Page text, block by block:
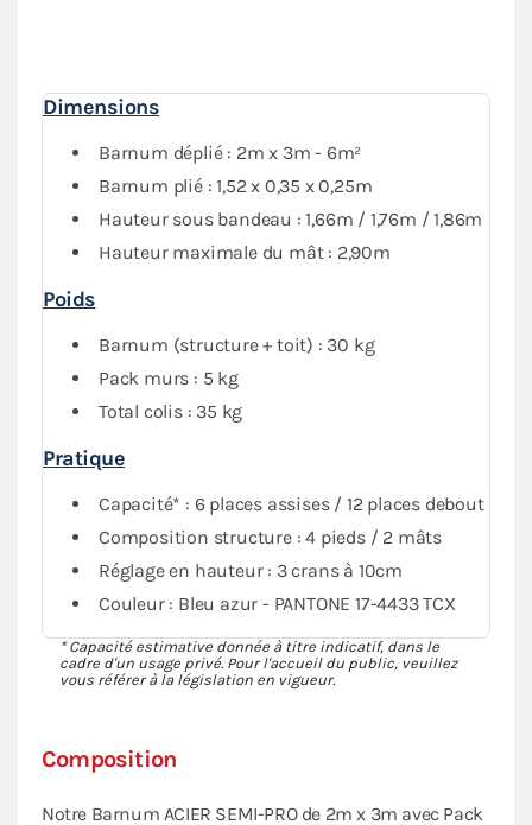
conservant de la visibilité grâce au PVC transparent
des fenêtres.
Composition
Notre Barnum ACIER SEMI-PRO de 2m x 3m avec Pack
Dimensions
Barnum déplié : 2m x 3m - 6m²
Barnum plié : 1,52 x 0,35 x 0,25m
Hauteur sous bandeau : 1,66m / 1,76m / 1,86m
Hauteur maximale du mât : 2,90m
Poids
Barnum (structure + toit) : 30 kg
Pack murs : 5 kg
Total colis : 35 kg
Pratique
Capacité* : 6 places assises / 12 places debout
Composition structure : 4 pieds / 2 mâts
Réglage en hauteur : 3 crans à 10cm
Couleur : Bleu azur - PANTONE 17-4433 TCX
* Capacité estimative donnée à titre indicatif, dans le
cadre d'un usage privé. Pour l'accueil du public, veuillez
vous référer à la législation en vigueur.